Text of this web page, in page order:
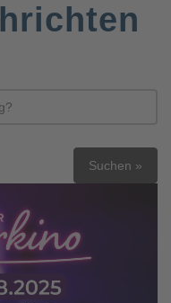
Suchen »